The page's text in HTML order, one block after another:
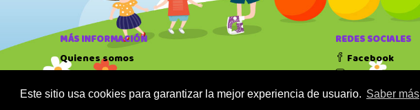
Este sitio usa cookies para garantizar la mejor experiencia de usuario. Saber más
MÁS INFORMACIÓN
Quienes somos
Política de privacidad
Sus datos seguros
REDES SOCIALES
Facebook
Instagram